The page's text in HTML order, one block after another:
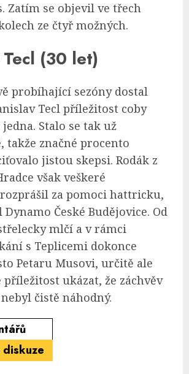
Zatím se objevil ve třech
ze čtyř možných.
(30 let)
probíhající sezóny dostal
Tecl příležitost coby
Stalo se tak už
takže značné procento
jistou skepsi. Rodák z
však veškeré
za pomoci hattricku,
České Budějovice. Od
mlčí a v rámci
s Teplicemi dokonce
Petaru Musovi, určitě ale
příležitost ukázat, že záchvěv
čistě náhodný.